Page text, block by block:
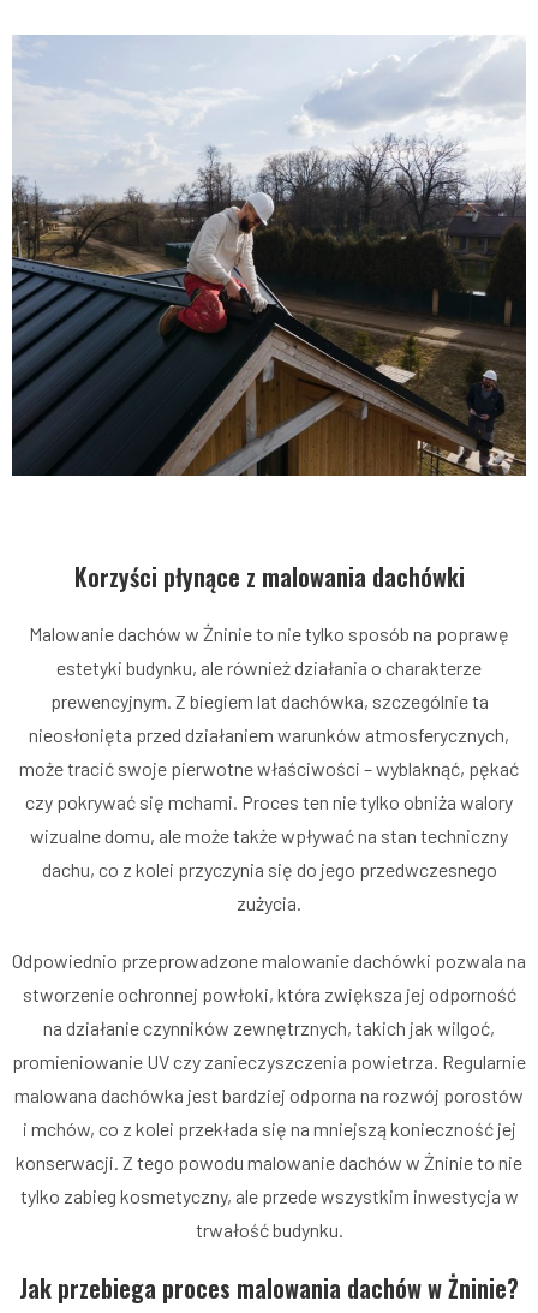
Korzyści płynące z malowania dachówki
Malowanie dachów w Żninie to nie tylko sposób na poprawę
estetyki budynku, ale również działania o charakterze
prewencyjnym. Z biegiem lat dachówka, szczególnie ta
nieosłonięta przed działaniem warunków atmosferycznych,
może tracić swoje pierwotne właściwości – wyblaknąć, pękać
czy pokrywać się mchami. Proces ten nie tylko obniża walory
wizualne domu, ale może także wpływać na stan techniczny
dachu, co z kolei przyczynia się do jego przedwczesnego
zużycia.
Odpowiednio przeprowadzone malowanie dachówki pozwala na
stworzenie ochronnej powłoki, która zwiększa jej odporność
na działanie czynników zewnętrznych, takich jak wilgoć,
promieniowanie UV czy zanieczyszczenia powietrza. Regularnie
malowana dachówka jest bardziej odporna na rozwój porostów
i mchów, co z kolei przekłada się na mniejszą konieczność jej
konserwacji. Z tego powodu malowanie dachów w Żninie to nie
tylko zabieg kosmetyczny, ale przede wszystkim inwestycja w
trwałość budynku.
Jak przebiega proces malowania dachów w Żninie?